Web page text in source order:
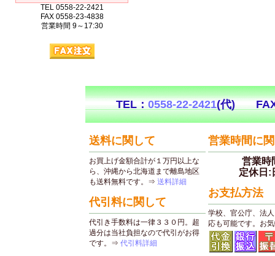
TEL 0558-22-2421
FAX 0558-23-4838
営業時間 9～17:30